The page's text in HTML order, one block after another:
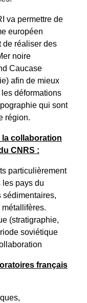
va permettre de
européen
de réaliser des
noire
Caucase
afin de mieux
déformations
qui sont
région.
la collaboration
CNRS :
particulièrement
les pays du
sédimentaires,
(stratigraphie,
soviétique
français